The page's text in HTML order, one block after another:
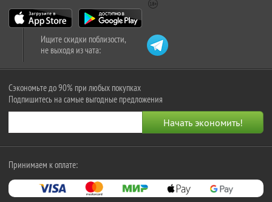
Ищите скидки поблизости,
не выходя из чата:
Сэкономьте до 90% при любых покупках
Подпишитесь на самые выгодные предложения
Принимаем к оплате: